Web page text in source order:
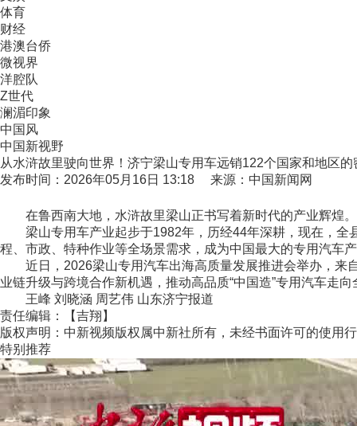
体育
财经
港澳台侨
微视界
洋腔队
Z世代
澜湄印象
中国风
中国新视野
从水浒故里驶向世界！济宁梁山专用车远销122个国家和地区的
发布时间：2026年05月16日 13:18 来源：中国新闻网
在鲁西南大地，水浒故里梁山正书写着新时代的产业辉煌。
梁山专用车产业起步于1982年，历经44年深耕，现在，全
程、市政、特种作业等全场景需求，成为中国最大的专用汽车
近日，2026梁山专用汽车出海高质量发展推进会举办，来
业链升级与跨境合作新机遇，推动高品质“中国造”专用汽车走向
王峰 刘晓涵 周艺伟 山东济宁报道
责任编辑：【吉翔】
版权声明：中新视频版权属中新社所有，未经书面许可的使用
特别推荐